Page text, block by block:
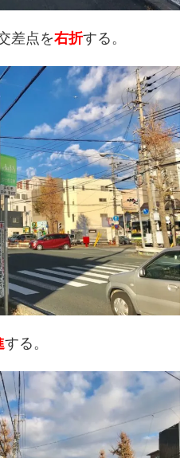
差点を右折する。
する。